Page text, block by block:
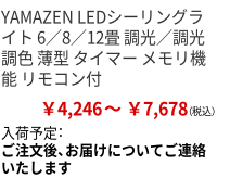
YAMAZEN LEDシーリングラ
イト 6／8／12畳 調光／調光
調色 薄型 タイマー メモリ機
能 リモコン付
￥4,246 ￥7,678
入荷予定：
ご注文後、お届けについてご連絡
いたします